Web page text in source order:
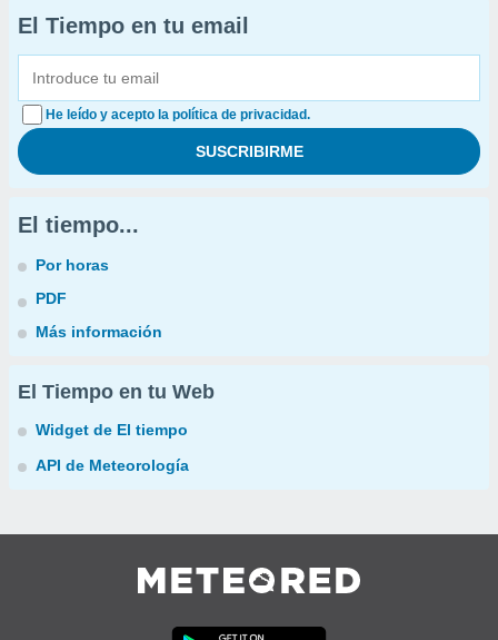
El Tiempo en tu email
He leído y acepto la política de privacidad.
El tiempo...
Por horas
PDF
Más información
El Tiempo en tu Web
Widget de El tiempo
API de Meteorología